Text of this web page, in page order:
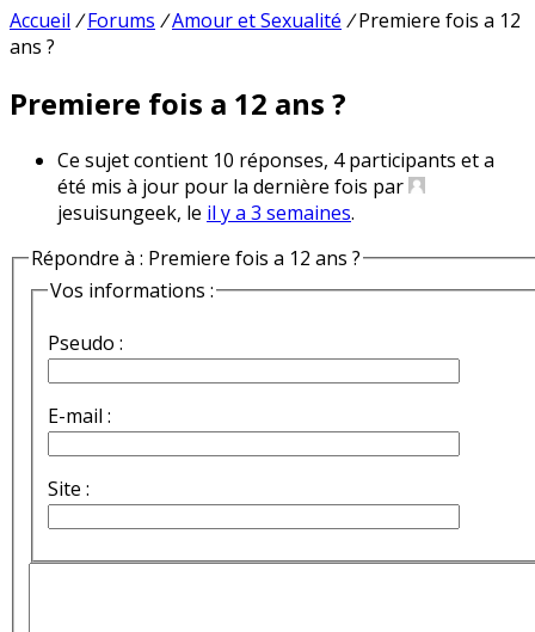
Accueil / Forums /Amour et Sexualité / Premiere fois a 12
ans ?
Premiere fois a 12 ans ?
Ce sujet contient 10 réponses, 4 participants et a
été mis à jour pour la dernière fois par
jesuisungeek, le il y a 3 semaines.
Répondre à : Premiere fois a 12 ans ?
Vos informations :
Pseudo :
E-mail :
Site :